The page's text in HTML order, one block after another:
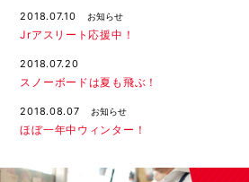
2018.07.10 お知らせ
Jrアスリート応援中！
2018.07.20
スノーボードは夏も飛ぶ！
2018.08.07 お知らせ
ほぼ一年中ウィンター！